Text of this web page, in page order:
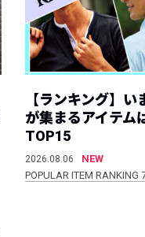
【ランキング】
が集まるアイテム
TOP15
2026.08.06
NEW
POPULAR ITEM